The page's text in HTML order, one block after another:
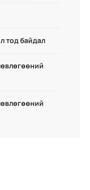
тод байдал